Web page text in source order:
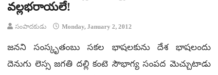
వల్లభరాయలే!
సంపాదకుడు Monday, January 2, 2012
జనని సంస్కృతంబు సకల భాషలకును దేశ భాషలందు
దెనుగు లెస్స జగతి దల్లి కంటె సౌభాగ్య సంపద మెచ్చుటాడు